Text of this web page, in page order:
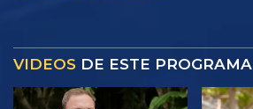
VIDEOS DE ESTE PROGRAMA